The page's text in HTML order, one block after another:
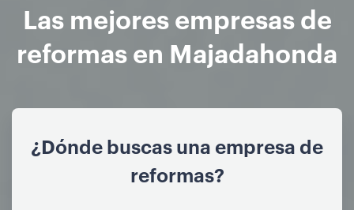
Las mejores empresas de
reformas en Majadahonda
¿Dónde buscas una empresa de
reformas?